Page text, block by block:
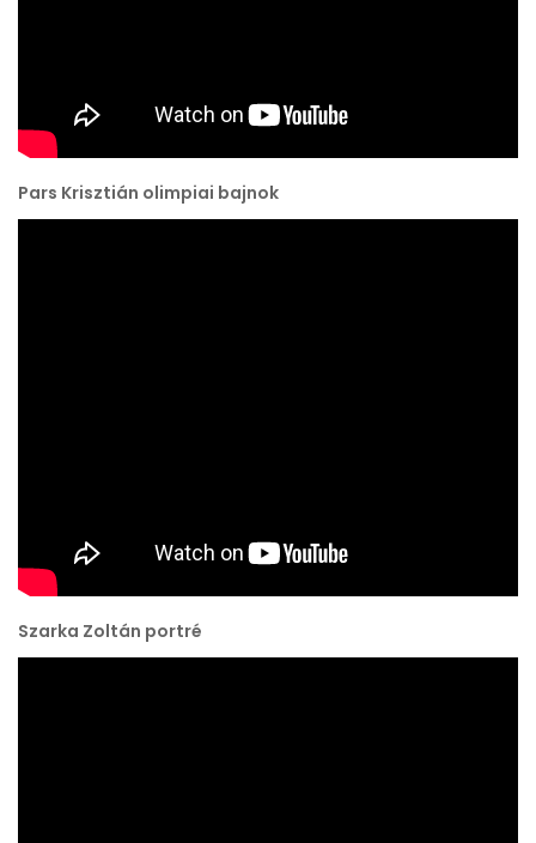
Pars Krisztián olimpiai bajnok
Szarka Zoltán portré